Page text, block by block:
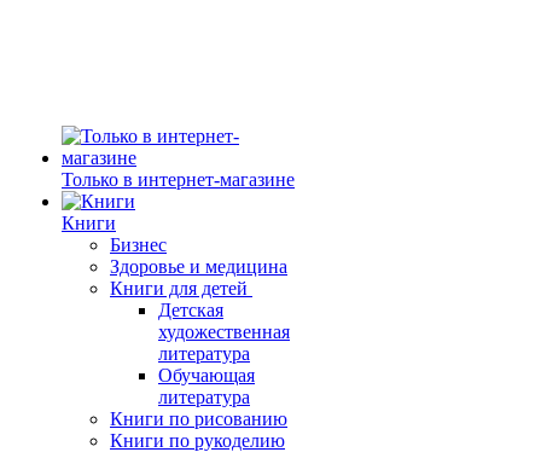
Только в интернет-магазине
Книги
Бизнес
Здоровье и медицина
Книги для детей
Детская
художественная
литература
Обучающая
литература
Книги по рисованию
Книги по рукоделию